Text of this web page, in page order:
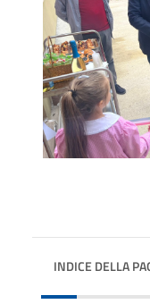
INDICE DELLA